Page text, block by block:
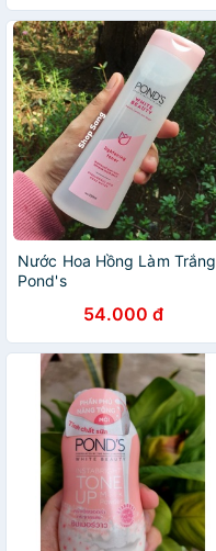
Nước Hoa Hồng Làm Trắng
Pond's
54.000 đ